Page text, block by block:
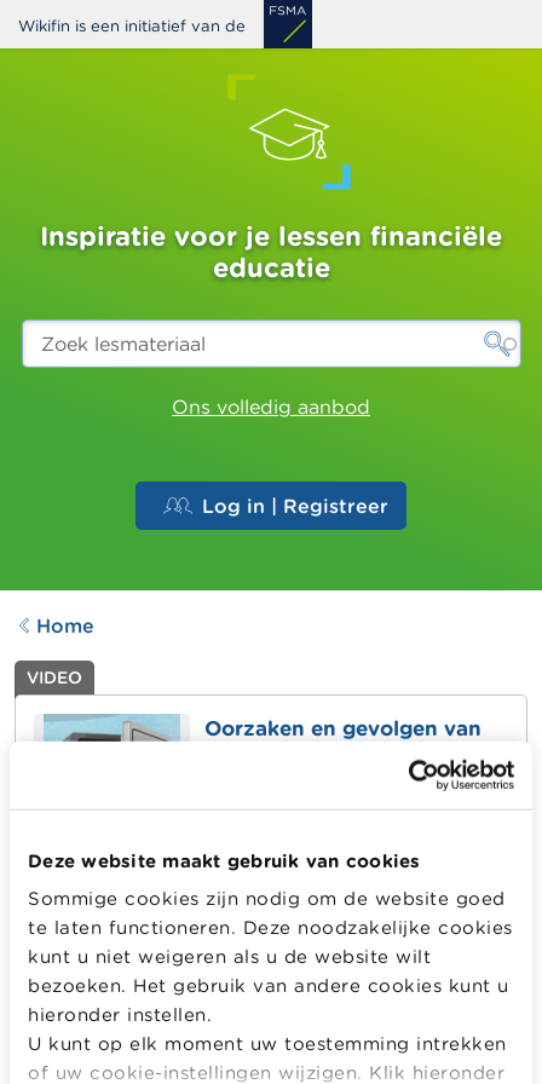
Deze website maakt gebruik van cookies
Sommige cookies zijn nodig om de website goed
te laten functioneren. Deze noodzakelijke cookies
kunt u niet weigeren als u de website wilt
bezoeken. Het gebruik van andere cookies kunt u
hieronder instellen.
U kunt op elk moment uw toestemming intrekken
of uw cookie-instellingen wijzigen. Klik hieronder
Overslaan
en
Wikifin is een initiatief van de
Inspiratie voor je lessen financiële
educatie
Zoek
lesmateriaal
Ons volledig aanbod
Log in | Registreer
Home
VIDEO
Oorzaken en gevolgen van
de financiële crisis van 2008
Welke factoren lagen aan de basis van de financiële
crisis in 2008? Welke impact had de crisis op de
regulering van het financiële systeem?
Deze video maakt deel uit van een reeks rond financiële
crisissen. Bekijk alle video's: de marktbubbel, de
tulpencrisis, de vastgoedcrisis in de VS, de financiële
crisis van 2008.